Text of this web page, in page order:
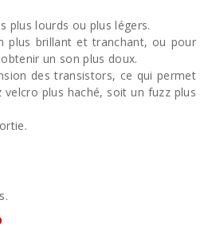
plus lourds ou plus légers.
plus brillant et tranchant, ou pour
un son plus doux.
des transistors, ce qui permet
plus haché, soit un fuzz plus